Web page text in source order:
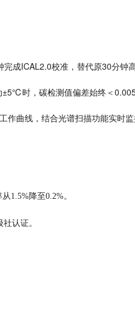
成ICAL2.0校准，替代原30分钟高
时，碳检测值偏差始终＜
曲线，结合光谱扫描功能实时监
1.5%降至0.2%。
认证。